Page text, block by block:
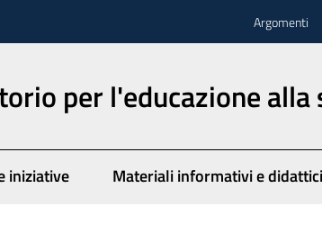
Argomenti
per l'educazione
iniziative Materiali informativi e didattici